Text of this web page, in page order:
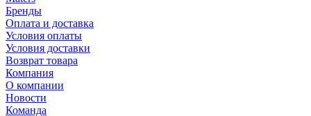
Бренды
Оплата и доставка
Условия оплаты
Условия доставки
Возврат товара
Компания
О компании
Новости
Команда